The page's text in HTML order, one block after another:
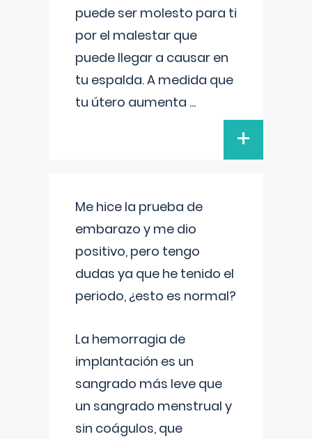
puede ser molesto para ti
por el malestar que
puede llegar a causar en
tu espalda. A medida que
tu útero aumenta ...
+
Me hice la prueba de
embarazo y me dio
positivo, pero tengo
dudas ya que he tenido el
periodo, ¿esto es normal?
La hemorragia de
implantación es un
sangrado más leve que
un sangrado menstrual y
sin coágulos, que